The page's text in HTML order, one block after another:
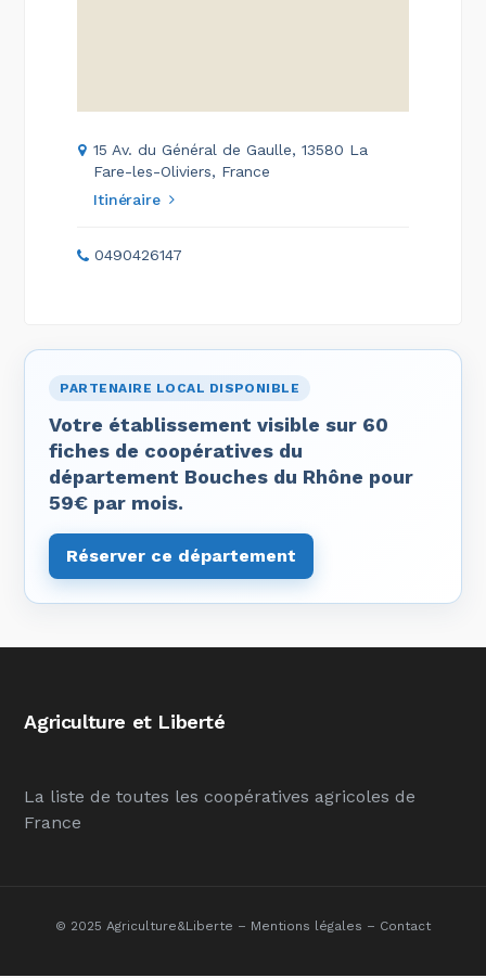
15 Av. du Général de Gaulle, 13580 La
Fare-les-Oliviers, France
Itinéraire
0490426147
PARTENAIRE LOCAL DISPONIBLE
Votre établissement visible sur 60
fiches de coopératives du
département Bouches du Rhône pour
59€ par mois.
Réserver ce département
Agriculture et Liberté
La liste de toutes les coopératives agricoles de
France
© 2025 Agriculture&Liberte – Mentions légales – Contact